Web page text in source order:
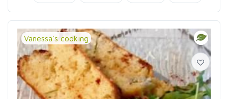
Vanessa's cooking